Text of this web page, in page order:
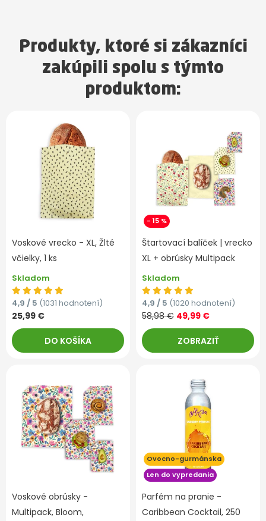
Produkty, ktoré si zákazníci
zakúpili spolu s týmto
produktom:
Voskové vrecko - XL, Žlté
včielky, 1 ks
Skladom
4,9 / 5 (1031 hodnotení)
25,99 €
DO KOŠÍKA
- 15 %
Štartovací balíček | vrecko
XL + obrúsky Multipack
Skladom
4,9 / 5 (1020 hodnotení)
58,98 € 49,99 €
ZOBRAZIŤ
Voskové obrúsky -
Multipack, Bloom,
Ovocno-gurmánska
Len do vypredania
Parfém na pranie -
Caribbean Cocktail, 250